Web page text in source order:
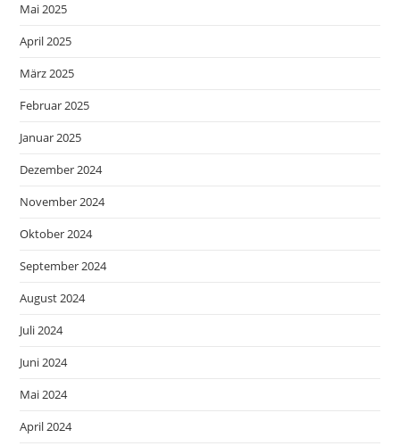
Mai 2025
April 2025
März 2025
Februar 2025
Januar 2025
Dezember 2024
November 2024
Oktober 2024
September 2024
August 2024
Juli 2024
Juni 2024
Mai 2024
April 2024